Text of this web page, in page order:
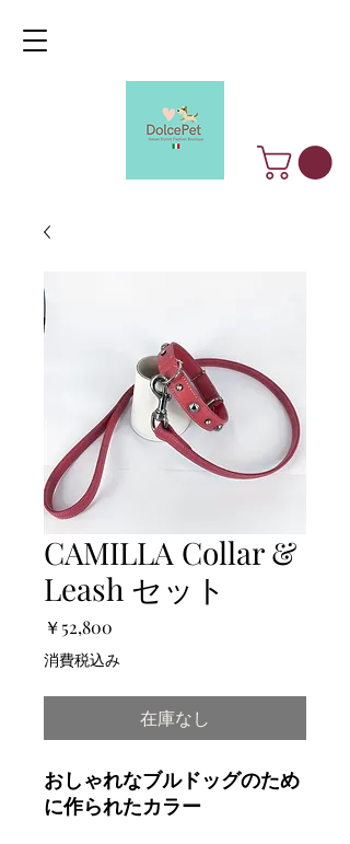
CAMILLA Collar &
Leash セット
￥52,800
格
消費税込み
在庫なし
おしゃれなブルドッグのため
に作られたカラー